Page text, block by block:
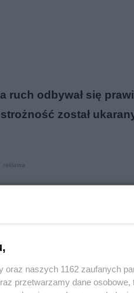
odbywał się
został
reklama
oraz naszych 1162 zaufanych
przetwarzamy dane